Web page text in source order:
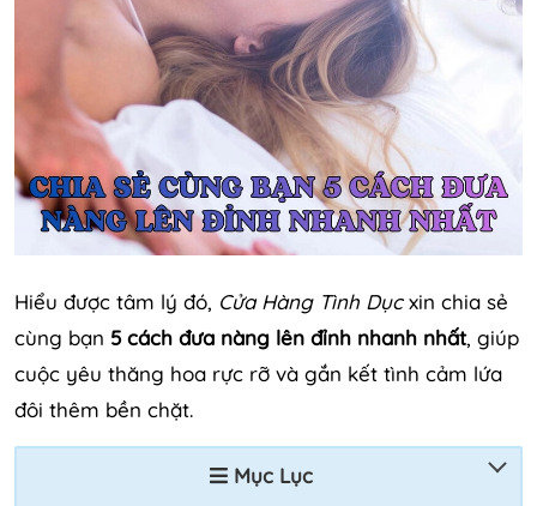
Hiểu được tâm lý đó, Cửa Hàng Tình Dụcxin chia sẻ
cùng bạn 5 cách đưa nàng lên đỉnh nhanh nhất, giúp
cuộc yêu thăng hoa rực rỡ và gắn kết tình cảm lứa
đôi thêm bền chặt.
Mục Lục